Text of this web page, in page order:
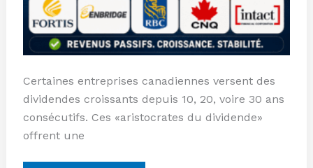
Certaines entreprises canadiennes versent des
dividendes croissants depuis 10, 20, voire 30 ans
consécutifs. Ces «aristocrates du dividende»
offrent une